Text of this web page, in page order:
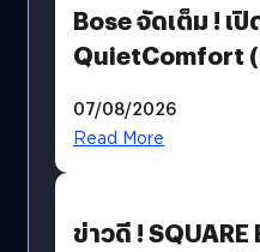
Bose จัดเต็ม ! เ
QuietComfort
07/08/2026
Read More
ข่าวดี ! SQUARE